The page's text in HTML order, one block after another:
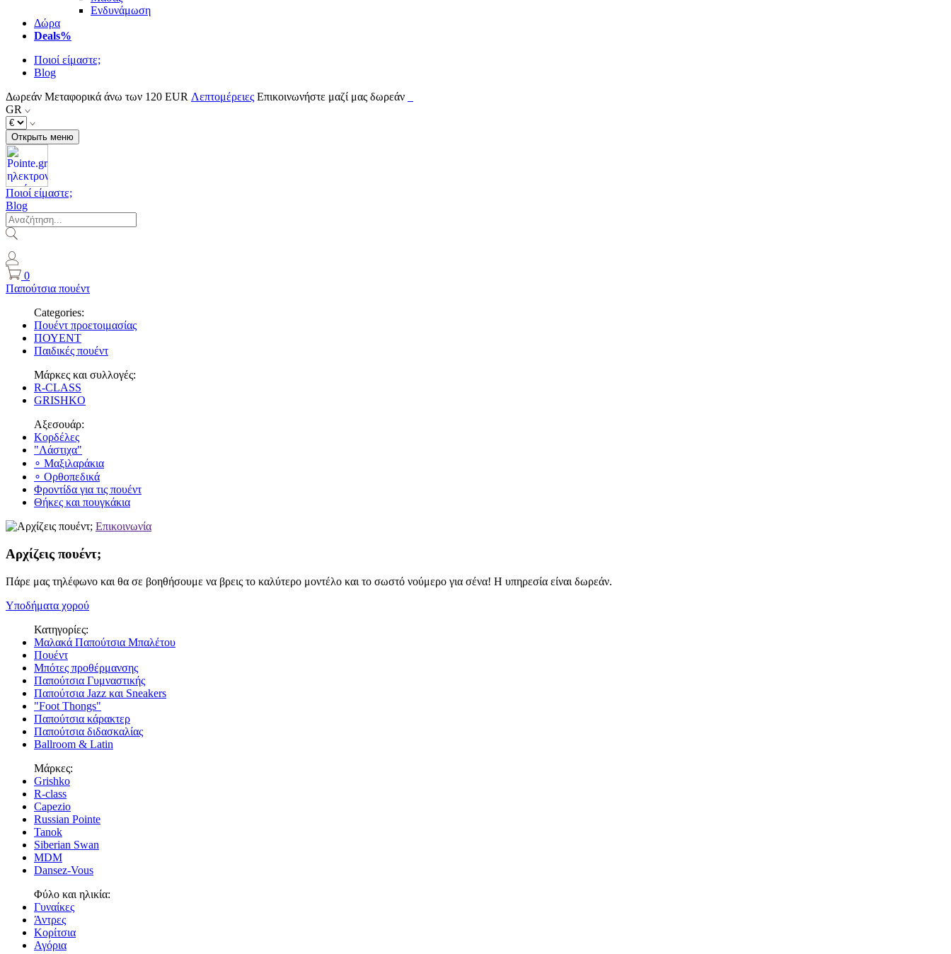
Ενδυνάμωση
Δώρα
Deals%
Ποιοί είμαστε;
Blog
Δωρεάν Μεταφορικά άνω των 120 EUR Λεπτομέρειες Επικοινωνήστε μαζί μας δωρεάν
GR
Открыть меню
Ποιοί είμαστε;
Blog
0
Παπούτσια πουέντ
Categories:
Πουέντ προετοιμασίας
ΠΟΥΕΝΤ
Παιδικές πουέντ
Μάρκες και συλλογές:
R-CLASS
GRISHKO
Αξεσουάρ:
Κορδέλες
"Λάστιχα"
∘ Μαξιλαράκια
∘ Ορθοπεδικά
Φροντίδα για τις πουέντ
Θήκες και πουγκάκια
Επικοινωνία
Αρχίζεις πουέντ;
Πάρε μας τηλέφωνο και θα σε βοηθήσουμε να βρεις το καλύτερο μοντέλο και το σωστό νούμερο για σένα! Η υπηρεσία είναι δωρεάν.
Υποδήματα χορού
Κατηγορίες:
Μαλακά Παπούτσια Μπαλέτου
Πουέντ
Μπότες προθέρμανσης
Παπούτσια Γυμναστικής
Παπούτσια Jazz και Sneakers
"Foot Thongs"
Παπούτσια κάρακτερ
Παπούτσια διδασκαλίας
Ballroom & Latin
Μάρκες:
Grishko
R-class
Capezio
Russian Pointe
Tanok
Siberian Swan
MDM
Dansez-Vous
Φύλο και ηλικία:
Γυναίκες
Άντρες
Κορίτσια
Αγόρια